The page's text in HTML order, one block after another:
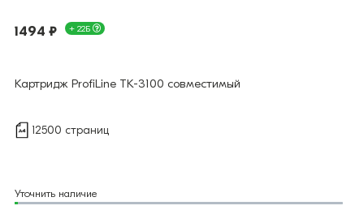
1494 ₽ + 22Б
Картридж ProfiLine TK-3100 совместимый
12500 страниц
Уточнить наличие